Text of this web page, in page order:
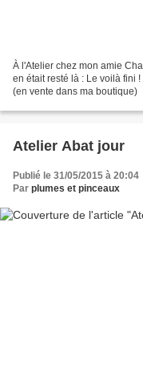
À l'Atelier chez mon amie
en était resté là : Le voilà fini
(en vente dans ma boutique)
Atelier Abat jour
Publié le 31/05/2015 à 20:04
Par plumes et pinceaux